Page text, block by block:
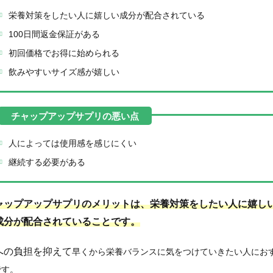
栄養対策をしたい人に嬉しい成分が配合されている
100日間返金保証がある
初回価格でお得に始められる
飲みやすいサイズ感が嬉しい
人によっては使用感を感じにくい
継続する必要がある
ップアップサプリのメリットは、栄養対策をしたい人に嬉し
分が配合されていることです。
の負担を抑えて早くから栄養バランスに気をつけていきたい人にお
。